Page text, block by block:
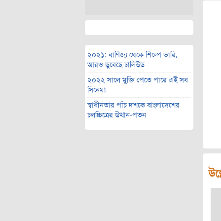
২০২১: বাণিজ্য থেকে শিল্পে ভারি,
আরও ডুবেছে ঢালিউড
২০২২ সালে মুক্তি পেতে পারে এই সব
সিনেমা
স্বাধীনতার পাঁচ দশকে বাংলাদেশের
চলচ্চিত্রের উত্থান-পতন